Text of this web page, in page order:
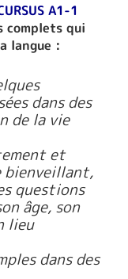
A1-1
complets qui
langue :
dans des
de la vie
et
questions
âge, son
lieu
dans des